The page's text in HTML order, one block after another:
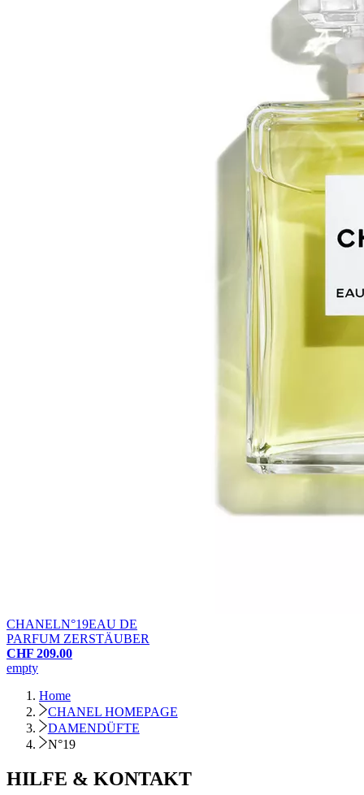
CHANELN°19EAU DE
PARFUM ZERSTÄUBER
CHF 209.00
empty
Home
CHANEL HOMEPAGE
DAMENDÜFTE
N°19
HILFE & KONTAKT